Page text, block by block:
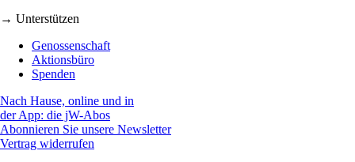
→ Unterstützen
Genossenschaft
Aktionsbüro
Spenden
Nach Hause, online und in
der App: die jW-Abos
Abonnieren Sie unsere Newsletter
Vertrag widerrufen